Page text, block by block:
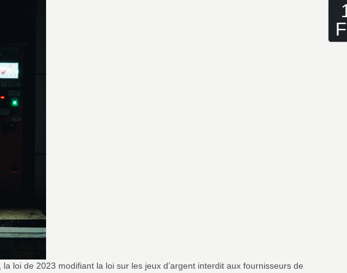
loi de 2023 modifiant la loi sur les jeux d’argent interdit aux fournisseurs de